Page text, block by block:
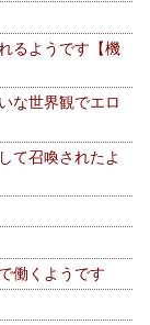
るようです【機
な世界観でエロ
て召喚されたよ
働くようです